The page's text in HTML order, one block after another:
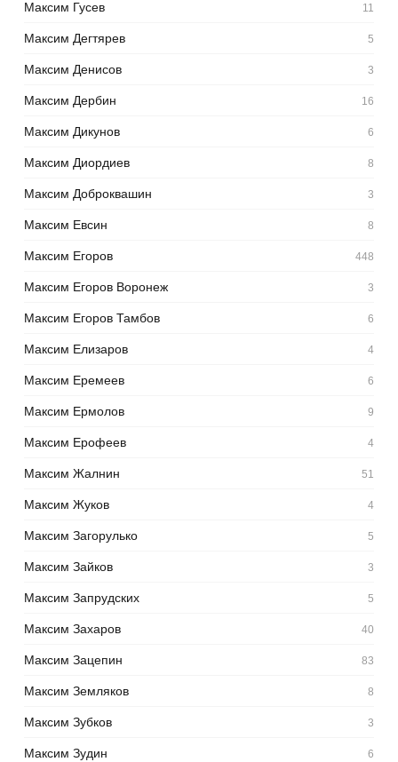
Максим Гусев 11
Максим Дегтярев 5
Максим Денисов 3
Максим Дербин 16
Максим Дикунов 6
Максим Диордиев 8
Максим Доброквашин 3
Максим Евсин 8
Максим Егоров 448
Максим Егоров Воронеж 3
Максим Егоров Тамбов 6
Максим Елизаров 4
Максим Еремеев 6
Максим Ермолов 9
Максим Ерофеев 4
Максим Жалнин 51
Максим Жуков 4
Максим Загорулько 5
Максим Зайков 3
Максим Запрудских 5
Максим Захаров 40
Максим Зацепин 83
Максим Земляков 8
Максим Зубков 3
Максим Зудин 6